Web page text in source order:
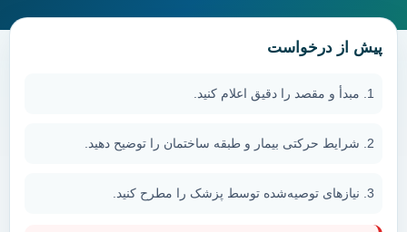
پیش از درخواست
مبدأ و مقصد را دقیق اعلام کنید.
شرایط حرکتی بیمار و طبقه ساختمان را توضیح دهید.
نیازهای توصیه‌شده توسط پزشک را مطرح کنید.